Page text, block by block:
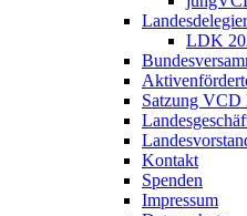
LDK
Satzung VCD
Kontakt
Spenden
Impressum